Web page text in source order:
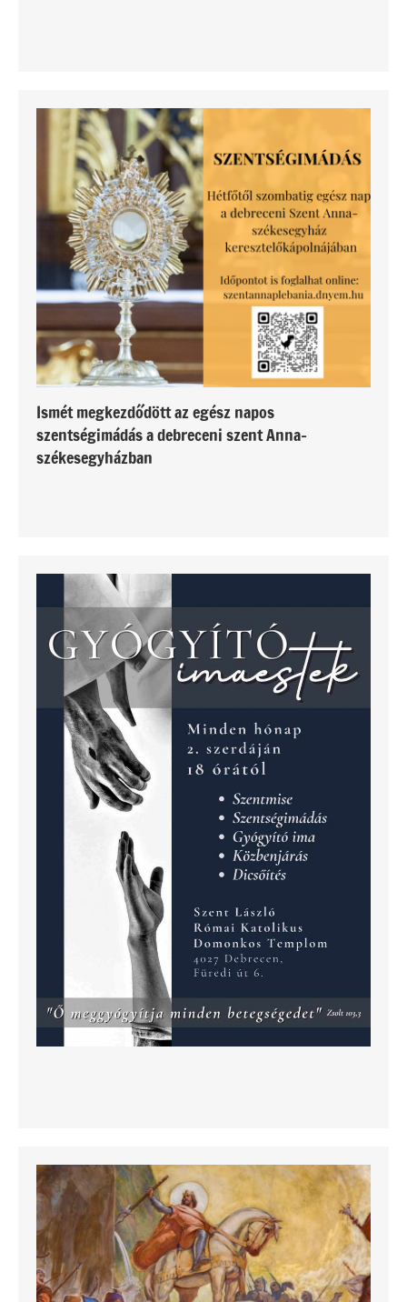
Ismét megkezdődött az egész napos
szentségimádás a debreceni szent Anna-
székesegyházban